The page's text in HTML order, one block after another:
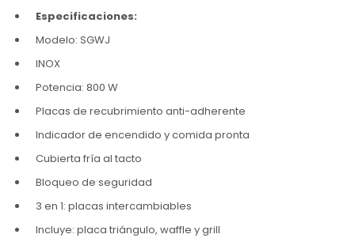
Especificaciones:
Modelo: SGWJ
INOX
Potencia: 800 W
Placas de recubrimiento anti-adherente
Indicador de encendido y comida pronta
Cubierta fría al tacto
Bloqueo de seguridad
3 en 1: placas intercambiables
Incluye: placa triángulo, waffle y grill